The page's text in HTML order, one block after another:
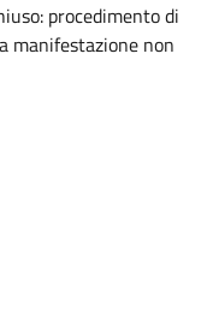
procedimento di
manifestazione non